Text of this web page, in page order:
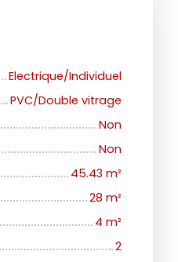
Electrique/Individuel
PVC/Double vitrage
Non
Non
45.43 m²
28 m²
4 m²
2